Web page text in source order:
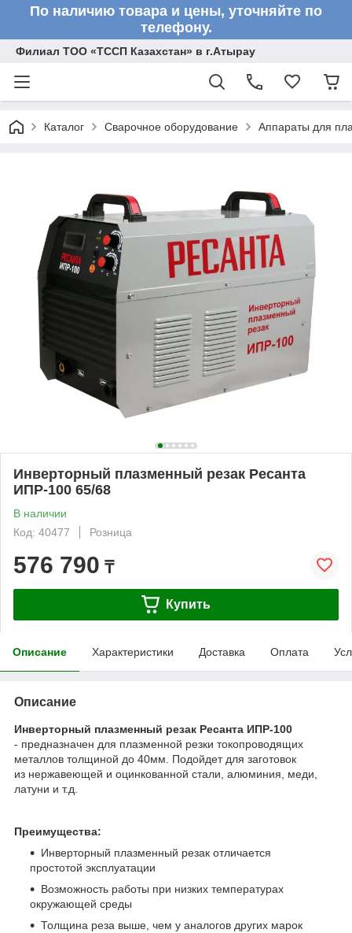
По наличию товара и цены, уточняйте по
телефону.
Филиал ТОО «ТССП Казахстан» в г.Атырау
Каталог Сварочное оборудование Аппараты для
Инверторный плазменный резак Ресанта
ИПР-100 65/68
В наличии
Код: 40477
Розница
576 790 ₸
Купить
Описание Характеристики Доставка Оплата
Описание
Инверторный плазменный резак Ресанта ИПР-100
- предназначен для плазменной резки токопроводящих
металлов толщиной до 40мм. Подойдет для заготовок
из нержавеющей и оцинкованной стали, алюминия, меди,
латуни и т.д.
Преимущества:
Инверторный плазменный резак отличается
простотой эксплуатации
Возможность работы при низких температурах
окружающей среды
Толщина реза выше, чем у аналогов других марок